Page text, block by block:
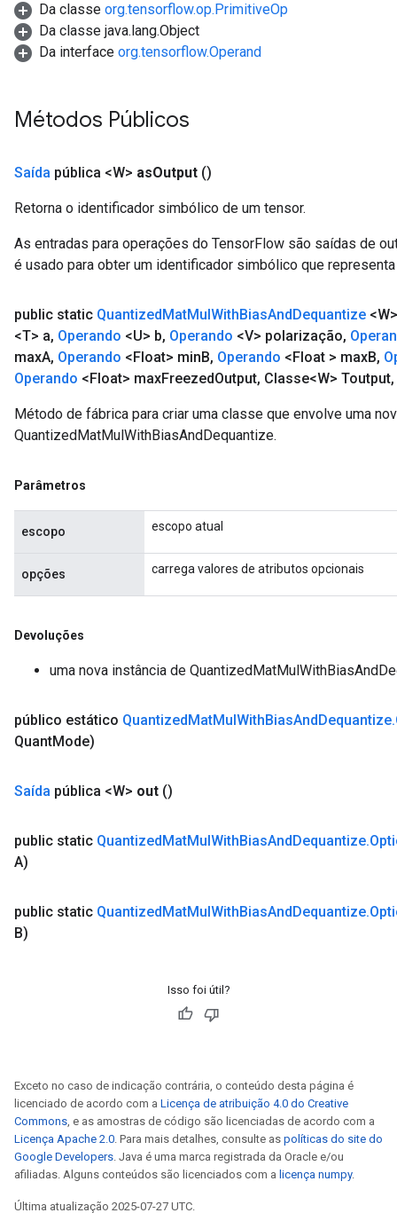
Da classe org.tensorflow.op.PrimitiveOp
Da classe java.lang.Object
Da interface org.tensorflow.Operand
Métodos Públicos
Saída pública <W> asOutput ()
Retorna o identificador simbólico de um tensor.
As entradas para operações do TensorFlow são saídas de
é usado para obter um identificador simbólico que
public static QuantizedMatMulWithBiasAndDequantize <W>
<T> a, Operando <U> b, Operando <V> polarização,
maxA, Operando <Float> minB, Operando <Float > maxB,
Operando <Float> maxFreezedOutput, Classe<W> Toutput,
Método de fábrica para criar uma classe que envolve uma
QuantizedMatMulWithBiasAndDequantize.
Parâmetros
escopo escopo atual
opções carrega valores de atributos opcionais
Devoluções
uma nova instância de
público estático QuantizedMatMulWithBiasAndDequantize.
QuantMode)
Saída pública <W> out ()
public static QuantizedMatMulWithBiasAndDequantize.
A)
public static QuantizedMatMulWithBiasAndDequantize.
B)
Isso foi útil?
Exceto no caso de indicação contrária, o conteúdo desta página é
licenciado de acordo com a Licença de atribuição 4.0 do Creative
Commons, e as amostras de código são licenciadas de acordo com a
Licença Apache 2.0. Para mais detalhes, consulte as políticas do site do
Google Developers. Java é uma marca registrada da Oracle e/ou
afiliadas. Alguns conteúdos são licenciados com a licença numpy.
Última atualização 2025-07-27 UTC.